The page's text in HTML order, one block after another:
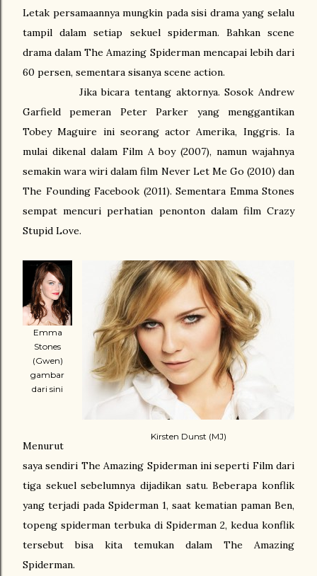
Letak persamaannya mungkin pada sisi drama yang selalu
tampil dalam setiap sekuel spiderman. Bahkan scene
drama dalam The Amazing Spiderman mencapai lebih dari
60 persen, sementara sisanya scene action.
Jika bicara tentang aktornya. Sosok Andrew
Garfield pemeran Peter Parker yang menggantikan
Tobey Maguire ini seorang actor Amerika, Inggris. Ia
mulai dikenal dalam Film A boy (2007), namun wajahnya
semakin wara wiri dalam film Never Let Me Go (2010) dan
The Founding Facebook (2011). Sementara Emma Stones
sempat mencuri perhatian penonton dalam film Crazy
Stupid Love.
Kirsten Dunst (MJ)
Emma
Stones
(Gwen)
gambar
dari sini
Menurut
saya sendiri The Amazing Spiderman ini seperti Film dari
tiga sekuel sebelumnya dijadikan satu. Beberapa konflik
yang terjadi pada Spiderman 1, saat kematian paman Ben,
topeng spiderman terbuka di Spiderman 2, kedua konflik
tersebut bisa kita temukan dalam The Amazing
Spiderman.